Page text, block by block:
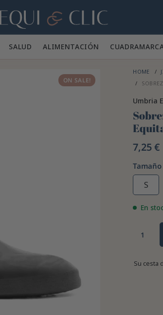
Hogar
SALUD ✨ALIMENTACIÓN 🥕 CUADRA
ON SALE!
HOME
Umbria
7,25 €
Tamaño
S
En
Su cesta